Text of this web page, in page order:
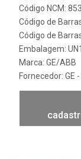
Código NCM:
Código de
Código de
Embalagem: UN1
Marca: GE/ABB
Fornecedor: GE